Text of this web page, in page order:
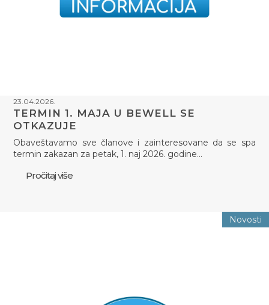
23.04.2026.
TERMIN 1. MAJA U BEWELL SE
OTKAZUJE
Obaveštavamo sve članove i zainteresovane da se spa
termin zakazan za petak, 1. naj 2026. godine…
Pročitaj više
Novosti